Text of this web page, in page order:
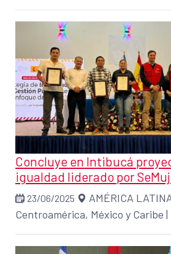
Concluye en Intibucá
igualdad liderado por
23/06/2025 AMÉRICA
Centroamérica, México y Caribe |